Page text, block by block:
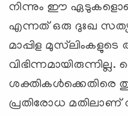
നിന്നും ഈ
എന്നത് ഒരു ദുഃഖ
മാപ്പിള
ശക്തികള്‍ക്കെതിരെ
പ്രതിരോധ